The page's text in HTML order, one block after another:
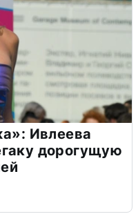
Ивлеева
дорогущую